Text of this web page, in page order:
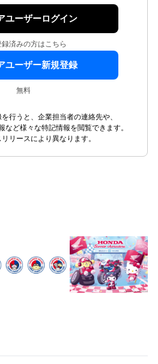
ユーザーログイン
録済みの方はこちら
ユーザー新規登録
無料
行うと、企業担当者の連絡先や、
など様々な特記情報を閲覧できます。
リースにより異なります。